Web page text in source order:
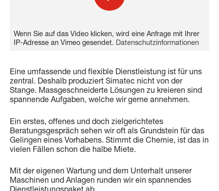
Wenn Sie auf das Video klicken, wird eine Anfrage mit Ihrer
IP-Adresse an Vimeo gesendet. Datenschutzinformationen
Eine umfassende und flexible Dienstleistung ist für uns
zentral. Deshalb produziert Simatec nicht von der
Stange. Massgeschneiderte Lösungen zu kreieren sind
spannende Aufgaben, welche wir gerne annehmen.
Ein erstes, offenes und doch zielgerichtetes
Beratungsgespräch sehen wir oft als Grundstein für das
Gelingen eines Vorhabens. Stimmt die Chemie, ist das in
vielen Fällen schon die halbe Miete.
Mit der eigenen Wartung und dem Unterhalt unserer
Maschinen und Anlagen runden wir ein spannendes
Dienstleistungspaket ab.